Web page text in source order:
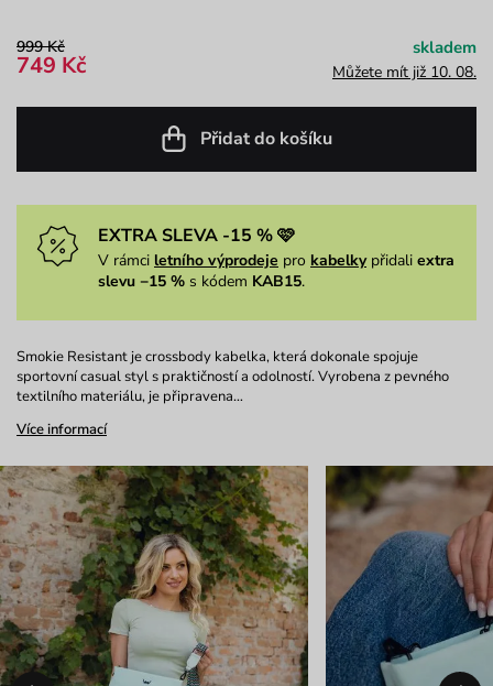
999 Kč
749 Kč
skladem
Můžete mít již 10. 08.
Přidat do košíku
EXTRA SLEVA -15 % 🩷
V rámci letního výprodeje pro kabelkypřidali extra
slevu −15 % s kódem KAB15.
Smokie Resistant je crossbody kabelka, která dokonale spojuje
sportovní casual styl s praktičností a odolností. Vyrobena z pevného
textilního materiálu, je připravena…
Více informací